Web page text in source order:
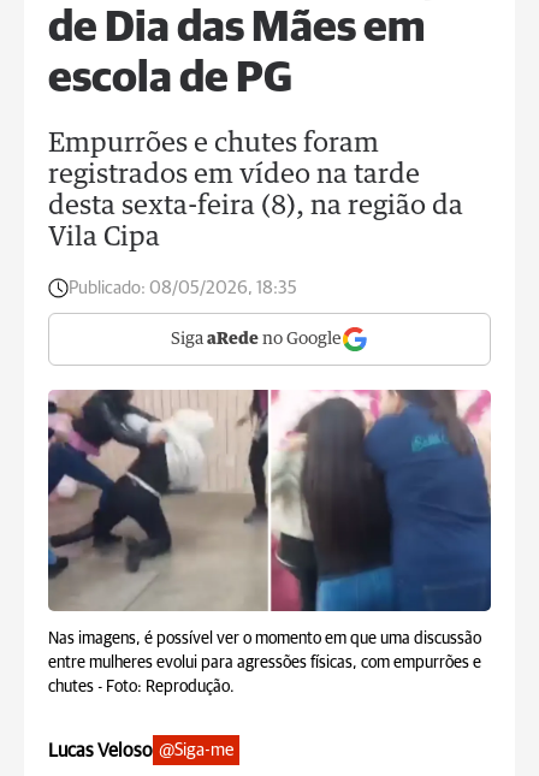
de Dia das Mães em
escola de PG
Empurrões e chutes foram
registrados em vídeo na tarde
desta sexta-feira (8), na região da
Vila Cipa
Publicado: 08/05/2026, 18:35
Siga aRede no Google
Nas imagens, é possível ver o momento em que uma discussão
entre mulheres evolui para agressões físicas, com empurrões e
chutes - Foto: Reprodução.
Lucas Veloso @Siga-me